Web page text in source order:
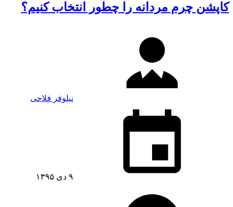
کاپشن چرم مردانه را چطور انتخاب کنیم؟
نیلوفر فلاحی
۹ دی ۱۳۹۵